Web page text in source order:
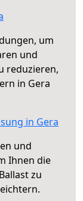
um
und
reduzieren,
in Gera
in Gera
und
Ihnen die
zu